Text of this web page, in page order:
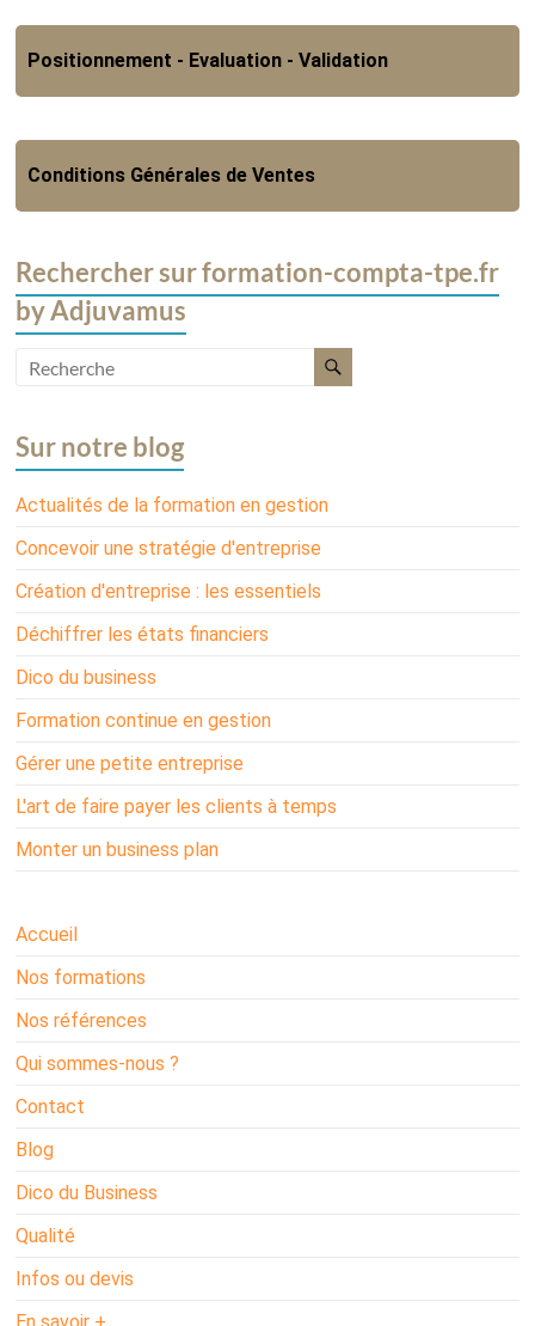
Positionnement - Evaluation - Validation
Conditions Générales de Ventes
Rechercher sur formation-compta-tpe.fr
by Adjuvamus
Sur notre blog
Actualités de la formation en gestion
Concevoir une stratégie d'entreprise
Création d'entreprise : les essentiels
Déchiffrer les états financiers
Dico du business
Formation continue en gestion
Gérer une petite entreprise
L'art de faire payer les clients à temps
Monter un business plan
Accueil
Nos formations
Nos références
Qui sommes-nous ?
Contact
Blog
Dico du Business
Qualité
Infos ou devis